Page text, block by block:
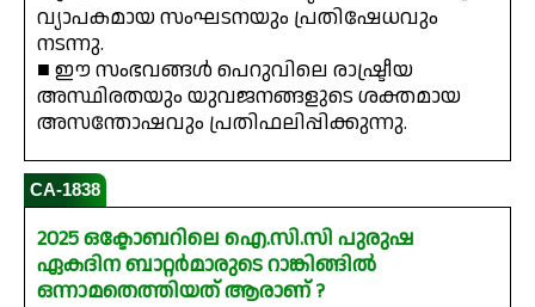
വ്യാപകമായ സംഘടനയും പ്രതിഷേധവും
നടന്നു.
■ ഈ സംഭവങ്ങൾ പെറുവിലെ രാഷ്ട്രീയ
അസ്ഥിരതയും യുവജനങ്ങളുടെ ശക്തമായ
അസന്തോഷവും പ്രതിഫലിപ്പിക്കുന്നു.
CA-1838
2025 ഒക്ടോബറിലെ ഐ.സി.സി പുരുഷ
ഏകദിന ബാറ്റർമാരുടെ റാങ്കിങ്ങിൽ
ഒന്നാമതെത്തിയത് ആരാണ് ?